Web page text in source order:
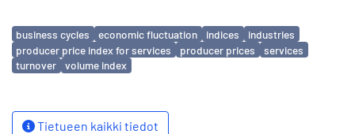
Avainsanat
business cycles economic fluctuation indices
industries
producer price index for services
producer prices
services
turnover
volume index
Tietueen kaikki tiedot